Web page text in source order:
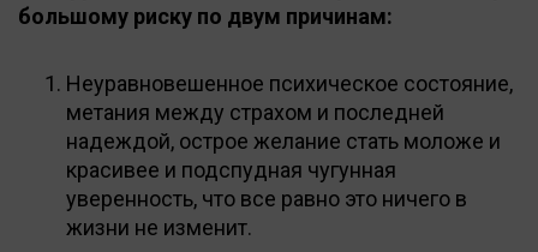
большому риску по двум причинам:
Неуравновешенное психическое состояние,
метания между страхом и последней
надеждой, острое желание стать моложе и
красивее и подспудная чугунная
уверенность, что все равно это ничего в
жизни не изменит.